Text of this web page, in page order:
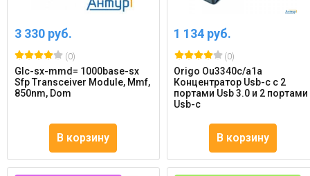
3 330 руб.
(0)
Glc-sx-mmd= 1000base-sx
Sfp Transceiver Module, Mmf,
850nm, Dom
В корзину
1 134 руб.
(0)
Origo Ou3340c/a1a
Концентратор Usb-c с 2
портами Usb 3.0 и 2 портами
Usb-c
В корзину